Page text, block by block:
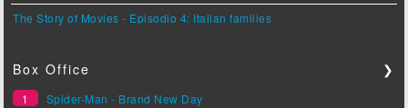
The Story of Movies - Episodio 4: Italian families
Box Office ❯
1
Spider-Man - Brand New Day